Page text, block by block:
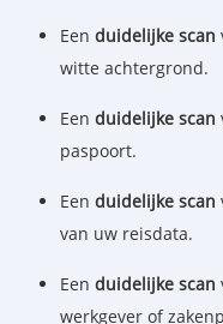
Een duidelijke scan
witte achtergrond.
Een duidelijke scan
paspoort.
Een duidelijke scan
van uw reisdata.
Een duidelijke scan
werkgever of